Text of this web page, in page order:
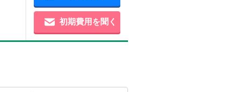
初期費用を聞く